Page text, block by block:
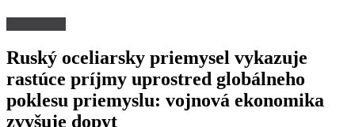
Ruský oceliarsky priemysel vykazuje
rastúce príjmy uprostred globálneho
poklesu priemyslu: vojnová ekonomika
zvyšuje dopyt